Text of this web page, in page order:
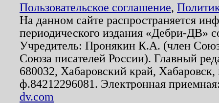
Пользовательское соглашение,
На данном сайте распространяется
периодического издания «Дебри-ДВ»
Учредитель: Пронякин К.А. (член
Союза писателей России). Главный
680032, Хабаровский край,
ф.84212296081. Электронная
dv.com